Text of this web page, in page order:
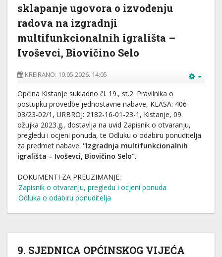
sklapanje ugovora o izvođenju
radova na izgradnji
multifunkcionalnih igrališta –
Ivoševci, Biovičino Selo
KREIRANO: 19.05.2026. 14:05
Općina Kistanje sukladno čl. 19., st.2. Pravilnika o
postupku provedbe jednostavne nabave, KLASA: 406-
03/23-02/1, URBROJ: 2182-16-01-23-1, Kistanje, 09.
ožujka 2023.g., dostavlja na uvid Zapisnik o otvaranju,
pregledu i ocjeni ponuda, te Odluku o odabiru ponuditelja
za predmet nabave: ''Izgradnja multifunkcionalnih
igrališta – Ivoševci, Biovičino Selo'’.
DOKUMENTI ZA PREUZIMANJE:
Zapisnik o otvaranju, pregledu i ocjeni ponuda
Odluka o odabiru ponuditelja
9. SJEDNICA OPĆINSKOG VIJEĆA